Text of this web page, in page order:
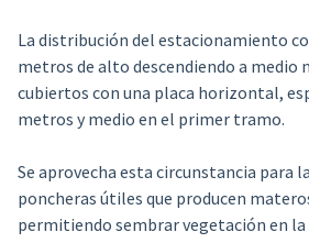
La distribución del estacionamiento
metros de alto descendiendo a medio
cubiertos con una placa horizontal,
metros y medio en el primer tramo.
Se aprovecha esta circunstancia para
poncheras útiles que producen
permitiendo sembrar vegetación en